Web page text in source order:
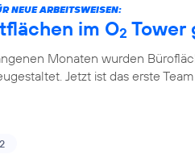
NEUE ARBEITSWEISEN:
im O2 Tower
Monaten wurden
Jetzt ist das erste